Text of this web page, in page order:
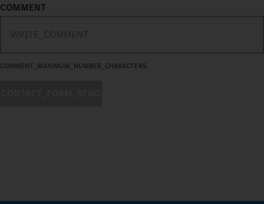
COMMENT
COMMENT_MAXIMUM_NUMBER_CHARACTERS